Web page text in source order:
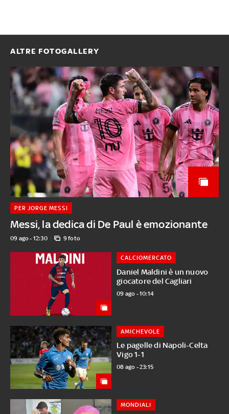
ALTRE FOTOGALLERY
Messi, la dedica di De Paul è emozionante
PER JORGE MESSI
09 ago - 12:30 9 foto
Daniel Maldini è un nuovo
giocatore del Cagliari
CALCIOMERCATO
09 ago - 10:14
Le pagelle di Napoli-Celta
Vigo 1-1
AMICHEVOLE
08 ago - 23:15
MONDIALI